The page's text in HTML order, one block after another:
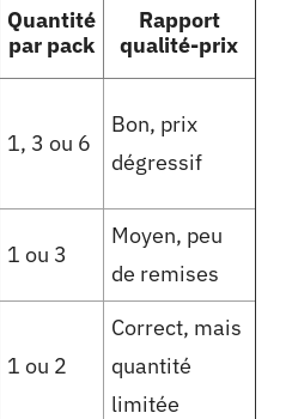
Quantité
par pack
Rapport
qualité-prix
1, 3 ou 6
Bon, prix
dégressif
1 ou 3
Moyen, peu
de remises
1 ou 2
Correct, mais
quantité
limitée